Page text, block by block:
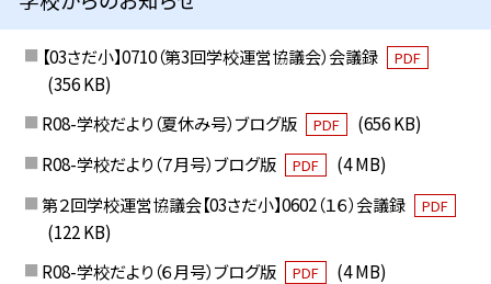
【03さだ小】0710（第3回学校運営協議会）会議録 PDF
(356 KB)
R08-学校だより（夏休み号）ブログ版
PDF
(656 KB)
R08-学校だより（７月号）ブログ版
PDF
(4 MB)
第２回学校運営協議会【03さだ小】0602（１６）会議録
PDF
(122 KB)
R08-学校だより（６月号）ブログ版
PDF
(4 MB)